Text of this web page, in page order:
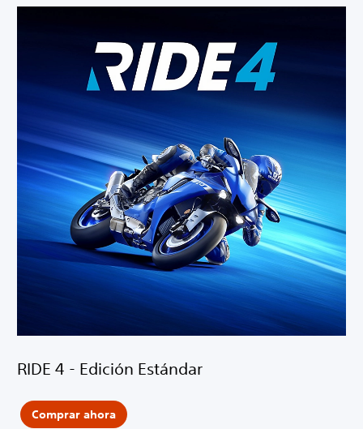
RIDE 4 - Edición Estándar
Comprar ahora